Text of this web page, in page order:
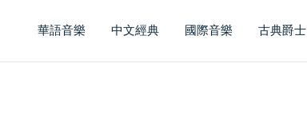
華語音樂 中文經典 國際音樂 古典爵士